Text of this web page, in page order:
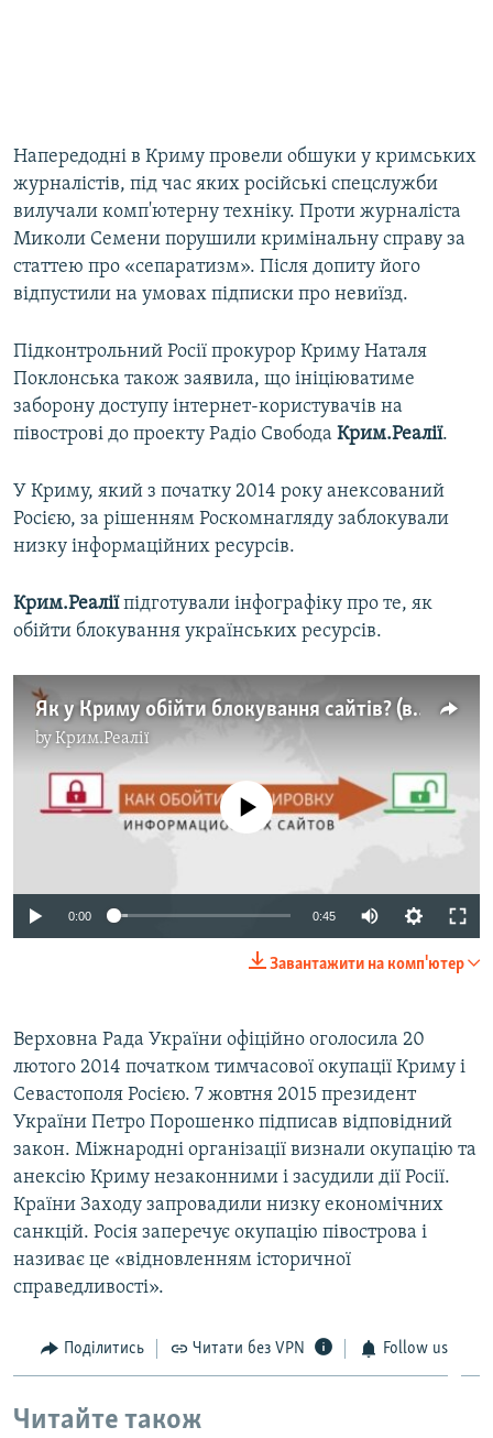
Напередодні в Криму провели обшуки у кримських
журналістів, під час яких російські спецслужби
вилучали комп'ютерну техніку. Проти журналіста
Миколи Семени порушили кримінальну справу за
статтею про «сепаратизм». Після допиту його
відпустили на умовах підписки про невиїзд.
Підконтрольний Росії прокурор Криму Наталя
Поклонська також заявила, що ініціюватиме
заборону доступу інтернет-користувачів на
півострові до проекту Радіо Свобода Крим.Реалії.
У Криму, який з початку 2014 року анексований
Росією, за рішенням Роскомнагляду заблокували
низку інформаційних ресурсів.
Крим.Реаліїпідготували інфографіку про те, як
обійти блокування українських ресурсів.
Як у Криму обійти блокування сайтів? (відео)
byКрим.Реалії
No media source currently available
0:00 0:45
Завантажити на комп'ютер
Верховна Рада України офіційно оголосила 20
лютого 2014 початком тимчасової окупації Криму і
Севастополя Росією. 7 жовтня 2015 президент
України Петро Порошенко підписав відповідний
закон. Міжнародні організації визнали окупацію та
анексію Криму незаконними і засудили дії Росії.
Країни Заходу запровадили низку економічних
санкцій. Росія заперечує окупацію півострова і
називає це «відновленням історичної
справедливості».
Поділитись Читати без VPN Follow us
Читайте також